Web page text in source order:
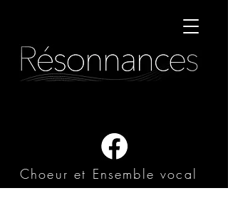
Choeur et Ensemble vocal